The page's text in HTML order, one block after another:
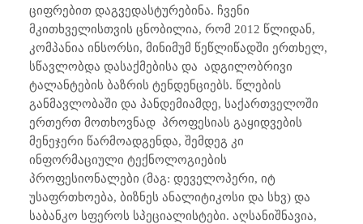
ციფრებით დაგვედასტურებინა. ჩვენი
მკითხველისთვის ცნობილია, რომ 2012 წლიდან,
კომპანია ინსორსი, მინიმუმ წეწლიწადში ერთხელ,
სწავლობდა დასაქმებისა და ადგილობრივი
ტალანტების ბაზრის ტენდენციებს. წლების
განმავლობაში და პანდემიამდე, საქართველოში
ერთერთ მოთხოვნად პროფესიას გაყიდვების
მენეჯერი წარმოადგენდა, შემდეგ კი
ინფორმაციული ტექნოლოგიების
პროფესიონალები (მაგ: დეველოპერი, იტ
უსაფრთხოება, ბიზნეს ანალიტიკოსი და სხვ) და
საბანკო სფეროს სპეციალისტები. აღსანიშნავია,